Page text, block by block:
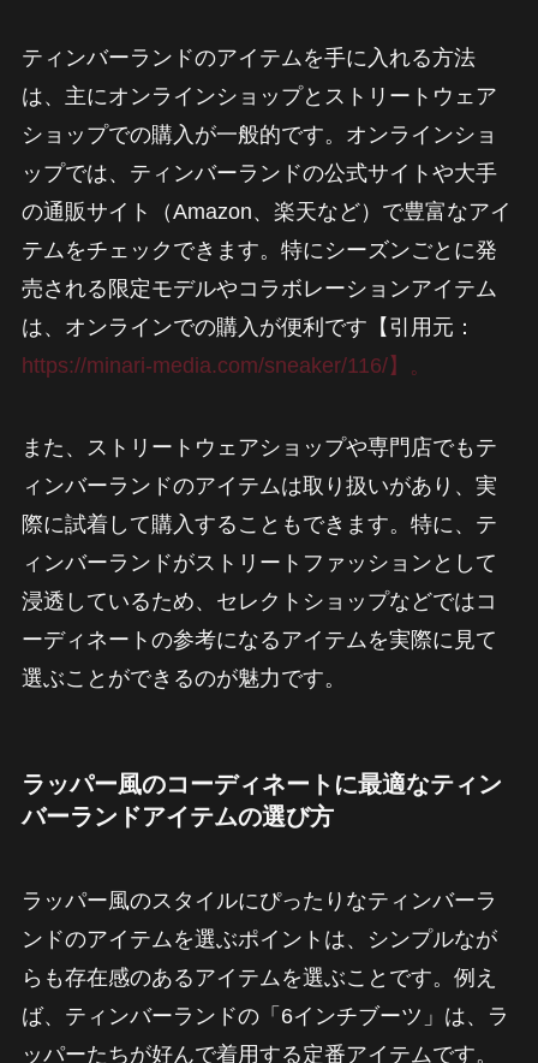
ティンバーランドのアイテムを手に入れる方法
は、主にオンラインショップとストリートウェア
ショップでの購入が一般的です。オンラインショ
ップでは、ティンバーランドの公式サイトや大手
の通販サイト（Amazon、楽天など）で豊富なアイ
テムをチェックできます。特にシーズンごとに発
売される限定モデルやコラボレーションアイテム
は、オンラインでの購入が便利です【引用元：
https://minari-media.com/sneaker/116/】。
また、ストリートウェアショップや専門店でもテ
ィンバーランドのアイテムは取り扱いがあり、実
際に試着して購入することもできます。特に、テ
ィンバーランドがストリートファッションとして
浸透しているため、セレクトショップなどではコ
ーディネートの参考になるアイテムを実際に見て
選ぶことができるのが魅力です。
ラッパー風のコーディネートに最適なティン
バーランドアイテムの選び方
ラッパー風のスタイルにぴったりなティンバーラ
ンドのアイテムを選ぶポイントは、シンプルなが
らも存在感のあるアイテムを選ぶことです。例え
ば、ティンバーランドの「6インチブーツ」は、ラ
ッパーたちが好んで着用する定番アイテムです。